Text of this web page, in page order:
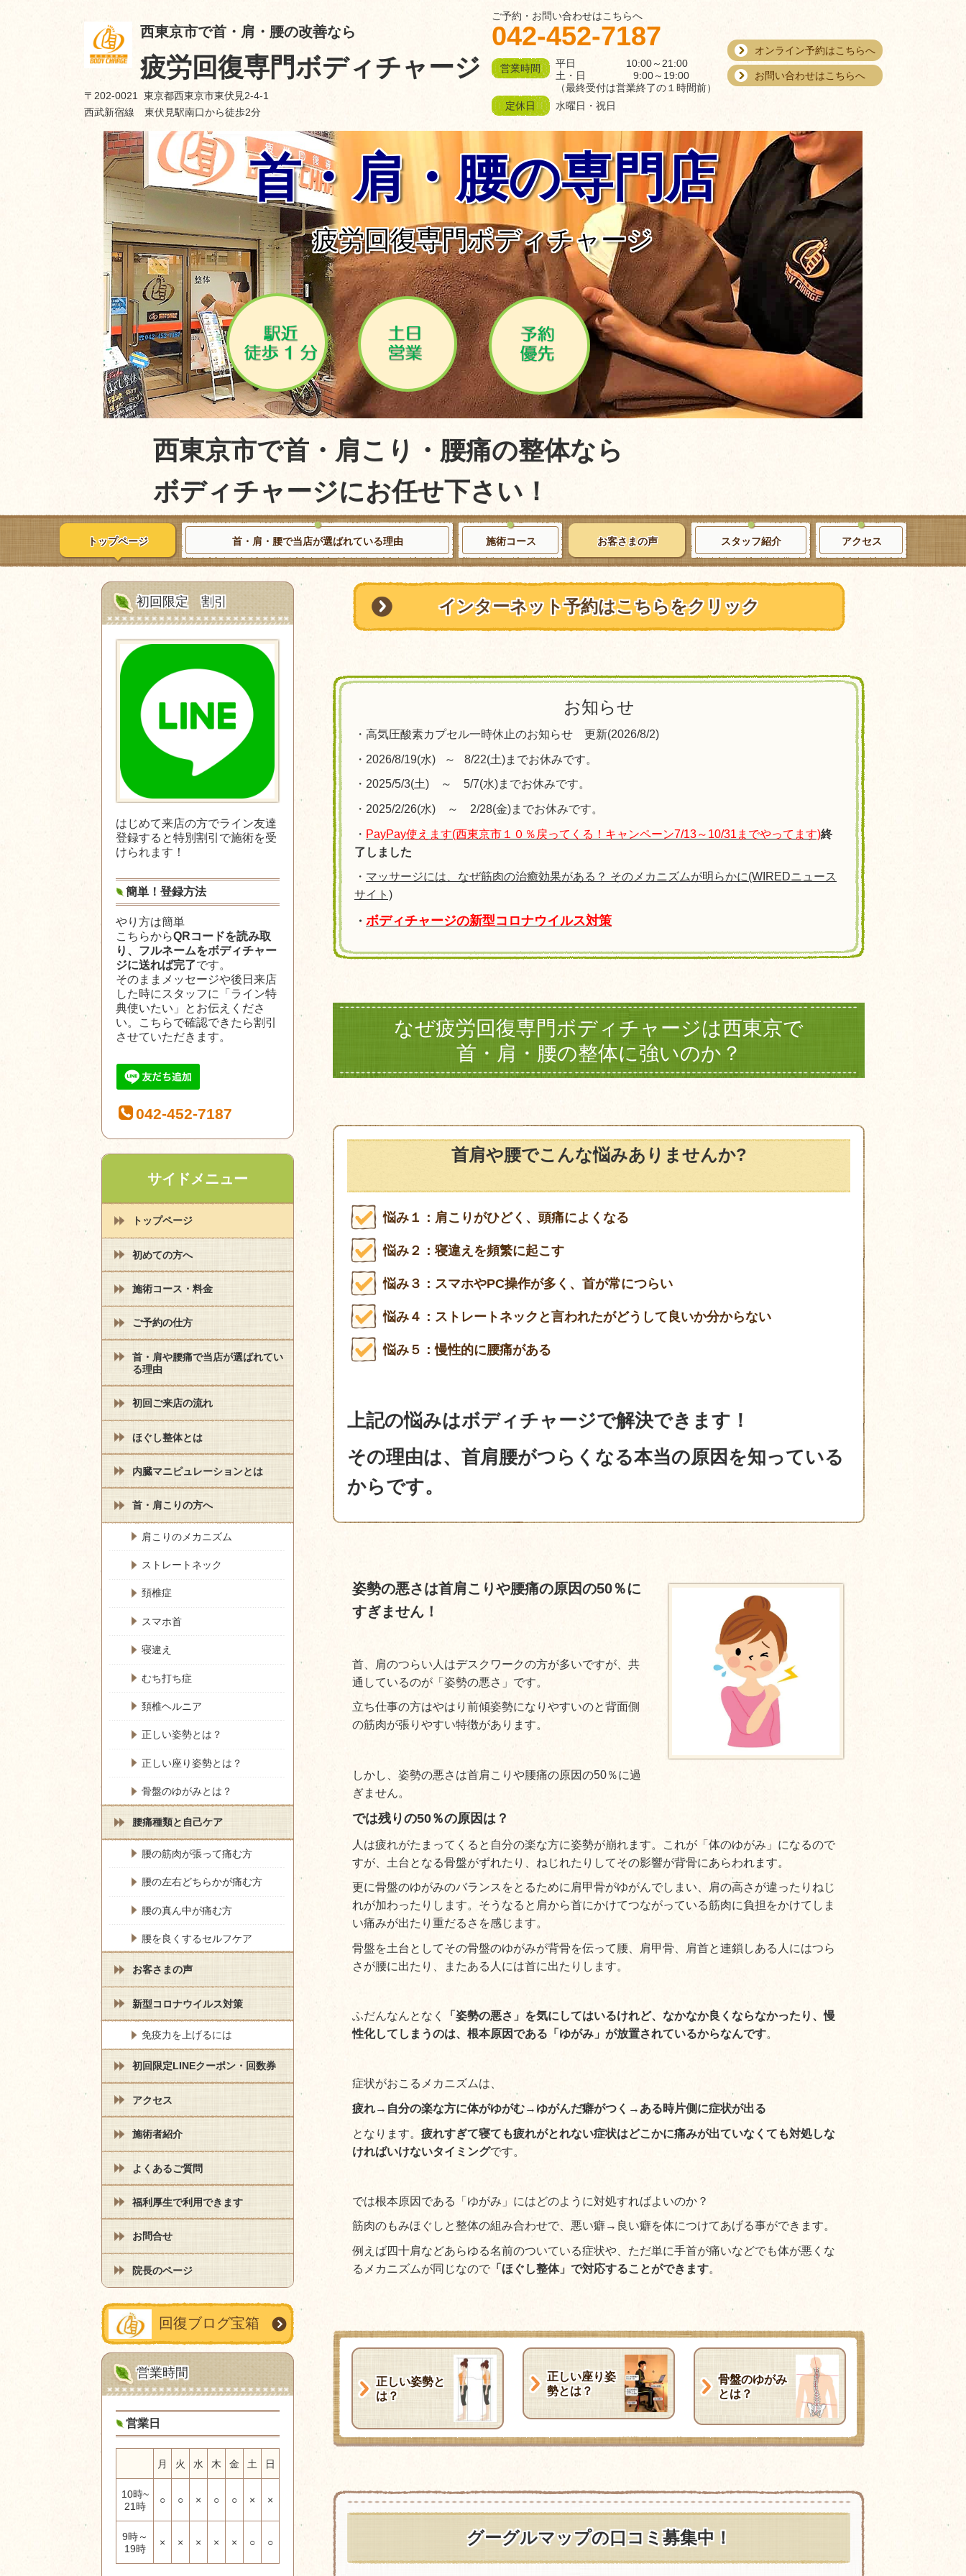
西東京市で首・肩・腰の改善なら
疲労回復専門ボディチャージ
〒202-0021 東京都西東京市東伏見2-4-1
西武新宿線 東伏見駅南口から徒歩2分
ご予約・お問い合わせはこちらへ
042-452-7187
営業時間
平日 10:00～21:00
土・日 9:00～19:00
（最終受付は営業終了の１時間前）
定休日
水曜日・祝日
オンライン予約はこちらへ
お問い合わせはこちらへ
首・肩・腰の専門店
疲労回復専門ボディチャージ
西東京市で首・肩こり・腰痛の整体なら
ボディチャージにお任せ下さい！
トップページ 首・肩・腰で当店が選ばれている理由 施術コース お客さまの声 スタッフ紹介 アクセス
インターネット予約はこちらをクリック
お知らせ
・高気圧酸素カプセル一時休止のお知らせ 更新(2026/8/2)
・2026/8/19(水) ～ 8/22(土)までお休みです。
・2025/5/3(土) ～ 5/7(水)までお休みです。
・2025/2/26(水) ～ 2/28(金)までお休みです。
・ PayPay使えます(西東京市１０％戻ってくる！キャンペーン7/13～10/31までやってます)終
了しました
・ マッサージには、なぜ筋肉の治癒効果がある？ そのメカニズムが明らかに(WIREDニュース
サイト)
・ ボディチャージの新型コロナウイルス対策
なぜ疲労回復専門ボディチャージは西東京で
首・肩・腰の整体に強いのか？
首肩や腰でこんな悩みありませんか?
悩み１：肩こりがひどく、頭痛によくなる
悩み２：寝違えを頻繁に起こす
悩み３：スマホやPC操作が多く、首が常につらい
悩み４：ストレートネックと言われたがどうして良いか分からない
悩み５：慢性的に腰痛がある
上記の悩みはボディチャージで解決できます！
その理由は、首肩腰がつらくなる本当の原因を知っている
からです。
姿勢の悪さは首肩こりや腰痛の原因の50％に
すぎません！
首、肩のつらい人はデスクワークの方が多いですが、共
通しているのが「姿勢の悪さ」です。
立ち仕事の方はやはり前傾姿勢になりやすいのと背面側
の筋肉が張りやすい特徴があります。
しかし、姿勢の悪さは首肩こりや腰痛の原因の50％に過
ぎません。
では残りの50％の原因は？
人は疲れがたまってくると自分の楽な方に姿勢が崩れます。これが「体のゆがみ」になるので
すが、土台となる骨盤がずれたり、ねじれたりしてその影響が背骨にあらわれます。
更に骨盤のゆがみのバランスをとるために肩甲骨がゆがんでしまい、肩の高さが違ったりねじ
れが加わったりします。そうなると肩から首にかけてつながっている筋肉に負担をかけてしま
い痛みが出たり重だるさを感じます。
骨盤を土台としてその骨盤のゆがみが背骨を伝って腰、肩甲骨、肩首と連鎖しある人にはつら
さが腰に出たり、またある人には首に出たりします。
ふだんなんとなく
「姿勢の悪さ」を気にしてはいるけれど、なかなか良くならなかったり、慢
性化してしまうのは、根本原因である「ゆがみ」が放置されているからなんです。
症状がおこるメカニズムは、
疲れ→自分の楽な方に体がゆがむ→ゆがんだ癖がつく→ある時片側に症状が出る
となります。 疲れすぎて寝ても疲れがとれない症状はどこかに痛みが出ていなくても対処しな
ければいけないタイミングです。
では根本原因である「ゆがみ」にはどのように対処すればよいのか？
筋肉のもみほぐしと整体の組み合わせで、悪い癖→良い癖を体につけてあげる事ができます。
例えば四十肩などあらゆる名前のついている症状や、ただ単に手首が痛いなどでも体が悪くな
るメカニズムが同じなので「ほぐし整体」で対応することができます。
正しい姿勢と
は？
正しい座り姿
勢とは？
骨盤のゆがみ
とは？
グーグルマップの口コミ募集中！
初回限定 割引
はじめて来店の方でライン友達
登録すると特別割引で施術を受
けられます！
簡単！登録方法
やり方は簡単
こちらからQRコードを読み取
り、フルネームをボディチャー
ジに送れば完了です。
そのままメッセージや後日来店
した時にスタッフに「ライン特
典使いたい」とお伝えくださ
い。こちらで確認できたら割引
させていただきます。
042-452-7187
サイドメニュー
トップページ
初めての方へ
施術コース・料金
ご予約の仕方
首・肩や腰痛で当店が選ばれてい
る理由
初回ご来店の流れ
ほぐし整体とは
内臓マニピュレーションとは
首・肩こりの方へ
肩こりのメカニズム
ストレートネック
頚椎症
スマホ首
寝違え
むち打ち症
頚椎ヘルニア
正しい姿勢とは？
正しい座り姿勢とは？
骨盤のゆがみとは？
腰痛種類と自己ケア
腰の筋肉が張って痛む方
腰の左右どちらかが痛む方
腰の真ん中が痛む方
腰を良くするセルフケア
お客さまの声
新型コロナウイルス対策
免疫力を上げるには
初回限定LINEクーポン・回数券
アクセス
施術者紹介
よくあるご質問
福利厚生で利用できます
お問合せ
院長のページ
回復ブログ宝箱
営業時間
営業日
月 火 水 木 金 土 日
10時~
21時
○ ○ × ○ ○ × ×
9時～
19時
× × × × × ○ ○